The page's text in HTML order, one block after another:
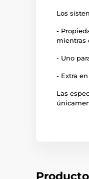
Los
-
mientras
- Uno
- Extra
Las